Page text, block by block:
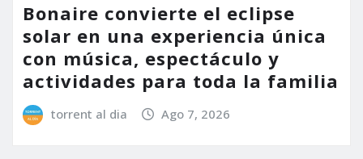
Bonaire convierte el eclipse
solar en una experiencia única
con música, espectáculo y
actividades para toda la familia
torrent al dia Ago 7, 2026